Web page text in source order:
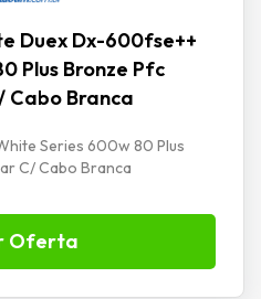
Duex Dx-600fse++
Plus Bronze Pfc
Cabo Branca
Series 600w 80 Plus
C/ Cabo Branca
Oferta